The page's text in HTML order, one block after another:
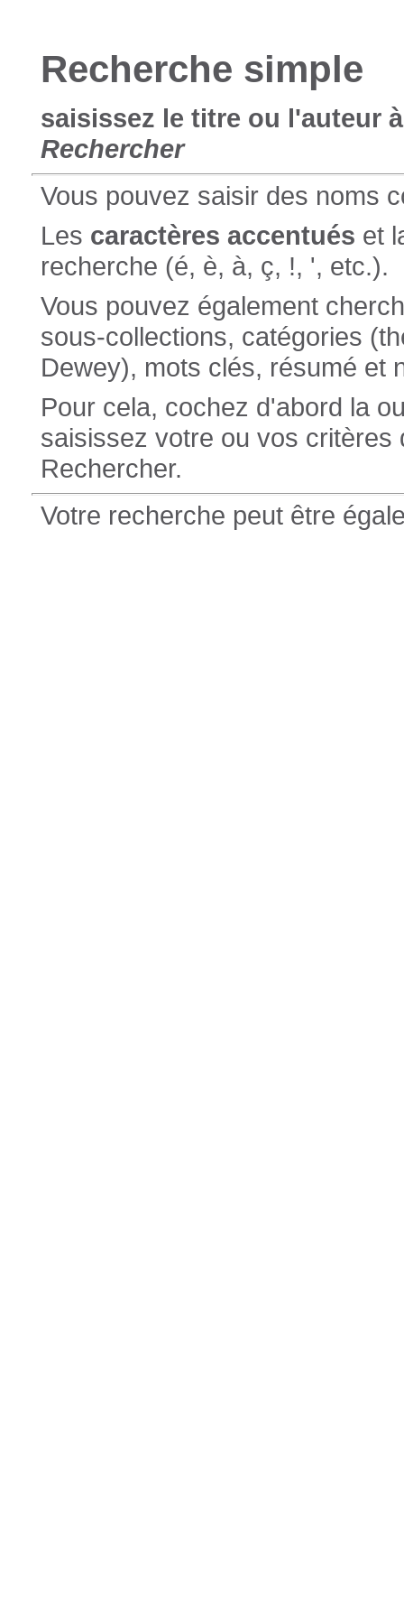
Recherche simple
saisissez le titre ou l'auteur
Rechercher
Vous pouvez saisir des noms
Les caractères accentués et
recherche (é, è, à, ç, !, ', etc.).
Vous pouvez également
sous-collections, catégories
Dewey), mots clés, résumé et
Pour cela, cochez d'abord la
saisissez votre ou vos
Rechercher.
Votre recherche peut être